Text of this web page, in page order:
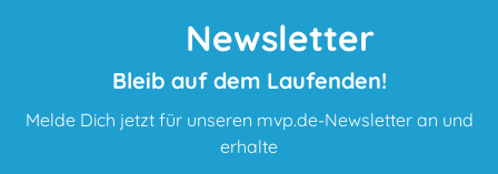
Newsletter
Bleib auf dem Laufenden!
Melde Dich jetzt für unseren mvp.de-Newsletter an und
erhalte